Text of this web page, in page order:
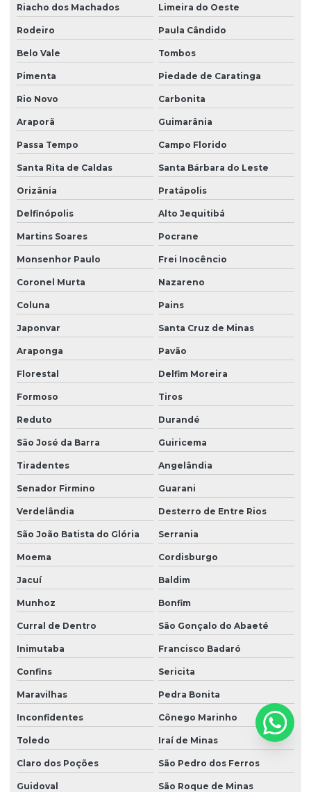
Riacho dos Machados Limeira do Oeste
Rodeiro Paula Cândido
Belo Vale Tombos
Pimenta Piedade de Caratinga
Rio Novo Carbonita
Araporã Guimarânia
Passa Tempo Campo Florido
Santa Rita de Caldas Santa Bárbara do Leste
Orizânia Pratápolis
Delfinópolis Alto Jequitibá
Martins Soares Pocrane
Monsenhor Paulo Frei Inocêncio
Coronel Murta Nazareno
Coluna Pains
Japonvar Santa Cruz de Minas
Araponga Pavão
Florestal Delfim Moreira
Formoso Tiros
Reduto Durandé
São José da Barra Guiricema
Tiradentes Angelândia
Senador Firmino Guarani
Verdelândia Desterro de Entre Rios
São João Batista do Glória Serrania
Moema Cordisburgo
Jacuí Baldim
Munhoz Bonfim
Curral de Dentro São Gonçalo do Abaeté
Inimutaba Francisco Badaró
Confins Sericita
Maravilhas Pedra Bonita
Inconfidentes Cônego Marinho
Toledo Iraí de Minas
Claro dos Poções São Pedro dos Ferros
Guidoval São Roque de Minas